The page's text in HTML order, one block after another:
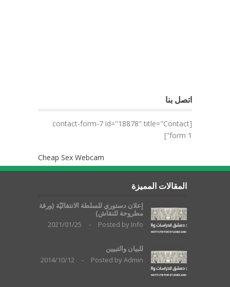
اتصل بنا
[contact-form-7 id="18878" title="Contact
form 1"]
Cheap Sex Webcam
المقالات المميزة
إعلان دستوري للسلطة الانتقاليّة (ورقة
مطروحة للنقاش)
Posted by Info
-
2021/01/25
للبيان والتبيين
Posted byAdmin
-
2014/10/12